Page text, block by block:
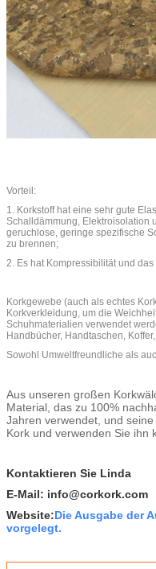
Vorteil:
1. Korkstoff hat eine sehr gute
Schalldämmung, Elektroisolation
geruchlose, geringe spezifische
zu brennen;
2. Es hat Kompressibilität und
Korkgewebe (auch als echtes
Korkverkleidung, um die
Schuhmaterialien verwendet
Handbücher, Handtaschen,
Sowohl Umweltfreundliche als
Aus unseren großen
Material, das zu 100%
Jahren verwendet, und
Kork und verwenden Sie ihn
Kontaktieren Sie Linda
E-Mail: info@corkork.com
Website:Die Ausgabe der
vorgelegt.